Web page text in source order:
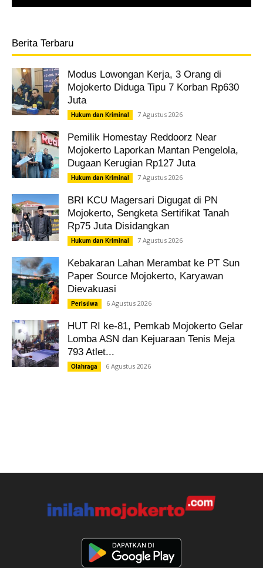
Berita Terbaru
Modus Lowongan Kerja, 3 Orang di
Mojokerto Diduga Tipu 7 Korban Rp630
Juta
Hukum dan Kriminal 7 Agustus 2026
Pemilik Homestay Reddoorz Near
Mojokerto Laporkan Mantan Pengelola,
Dugaan Kerugian Rp127 Juta
Hukum dan Kriminal 7 Agustus 2026
BRI KCU Magersari Digugat di PN
Mojokerto, Sengketa Sertifikat Tanah
Rp75 Juta Disidangkan
Hukum dan Kriminal 7 Agustus 2026
Kebakaran Lahan Merambat ke PT Sun
Paper Source Mojokerto, Karyawan
Dievakuasi
Peristiwa 6 Agustus 2026
HUT RI ke-81, Pemkab Mojokerto Gelar
Lomba ASN dan Kejuaraan Tenis Meja
793 Atlet...
Olahraga 6 Agustus 2026